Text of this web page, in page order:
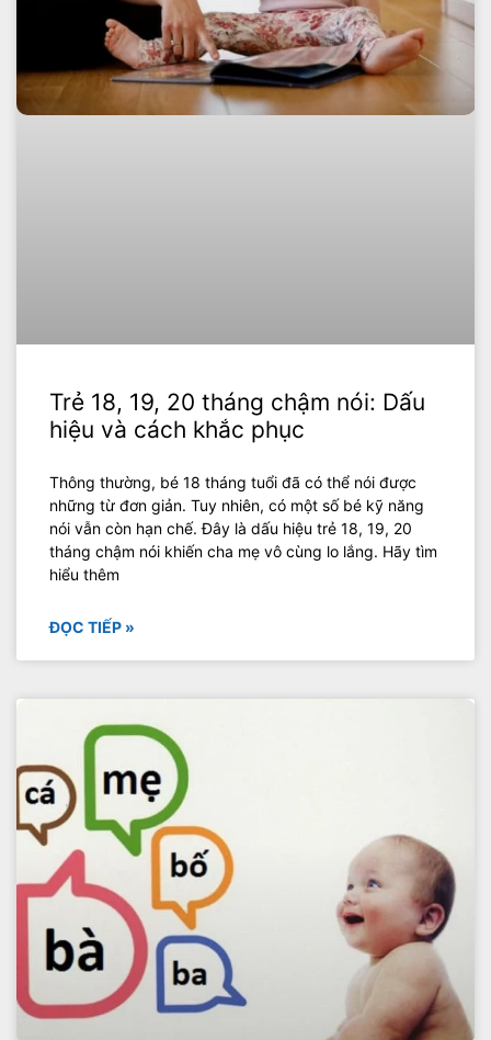
Trẻ 18, 19, 20 tháng chậm nói: Dấu
hiệu và cách khắc phục
Thông thường, bé 18 tháng tuổi đã có thể nói được
những từ đơn giản. Tuy nhiên, có một số bé kỹ năng
nói vẫn còn hạn chế. Đây là dấu hiệu trẻ 18, 19, 20
tháng chậm nói khiến cha mẹ vô cùng lo lắng. Hãy tìm
hiểu thêm
ĐỌC TIẾP »